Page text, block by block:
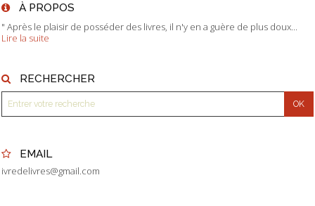
À PROPOS
" Après le plaisir de posséder des livres, il n'y en a guère de plus doux...
Lire la suite
RECHERCHER
EMAIL
ivredelivres@gmail.com